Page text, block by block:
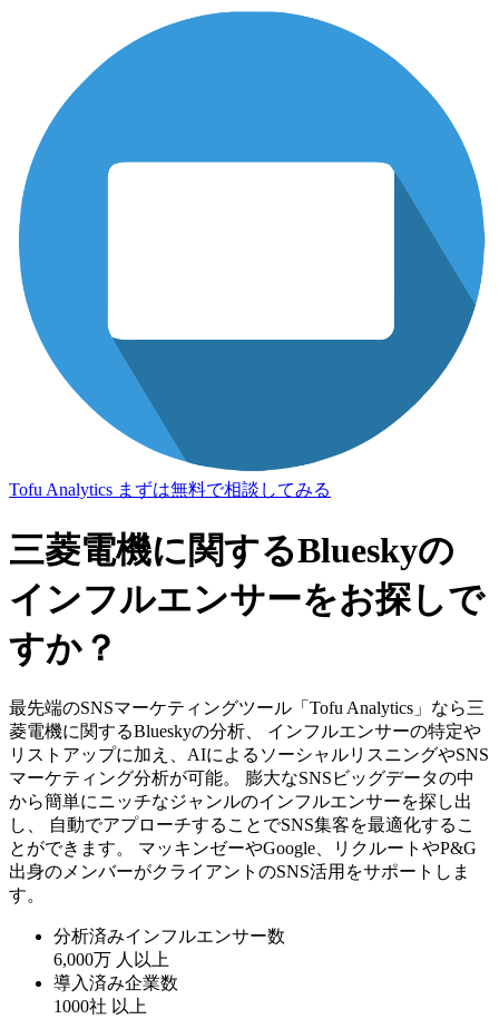
Tofu Analytics まずは無料で相談してみる
三菱電機に関するBlueskyの
インフルエンサーをお探しで
すか？
最先端のSNSマーケティングツール「Tofu Analytics」なら三
菱電機に関するBlueskyの分析、 インフルエンサーの特定や
リストアップに加え、AIによるソーシャルリスニングやSNS
マーケティング分析が可能。 膨大なSNSビッグデータの中
から簡単にニッチなジャンルのインフルエンサーを探し出
し、 自動でアプローチすることでSNS集客を最適化するこ
とができます。 マッキンゼーやGoogle、リクルートやP&G
出身のメンバーがクライアントのSNS活用をサポートしま
す。
分析済みインフルエンサー数
6,000万 人以上
導入済み企業数
1000社 以上